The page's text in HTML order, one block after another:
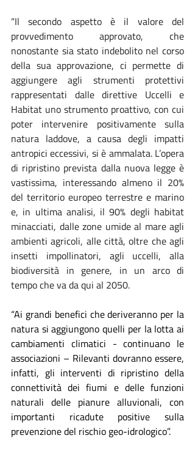
“Il secondo aspetto è il valore del
provvedimento approvato, che
nonostante sia stato indebolito nel corso
della sua approvazione, ci permette di
aggiungere agli strumenti protettivi
rappresentati dalle direttive Uccelli e
Habitat uno strumento proattivo, con cui
poter intervenire positivamente sulla
natura laddove, a causa degli impatti
antropici eccessivi, si è ammalata. L’opera
di ripristino prevista dalla nuova legge è
vastissima, interessando almeno il 20%
del territorio europeo terrestre e marino
e, in ultima analisi, il 90% degli habitat
minacciati, dalle zone umide al mare agli
ambienti agricoli, alle città, oltre che agli
insetti impollinatori, agli uccelli, alla
biodiversità in genere, in un arco di
tempo che va da qui al 2050.
“Ai grandi benefici che deriveranno per la
natura si aggiungono quelli per la lotta ai
cambiamenti climatici - continuano le
associazioni – Rilevanti dovranno essere,
infatti, gli interventi di ripristino della
connettività dei fiumi e delle funzioni
naturali delle pianure alluvionali, con
importanti ricadute positive sulla
prevenzione del rischio geo-idrologico”.